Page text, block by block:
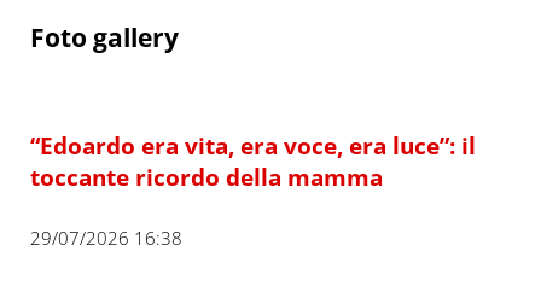
Foto gallery
“Edoardo era vita, era voce, era luce”: il
toccante ricordo della mamma
29/07/2026 16:38